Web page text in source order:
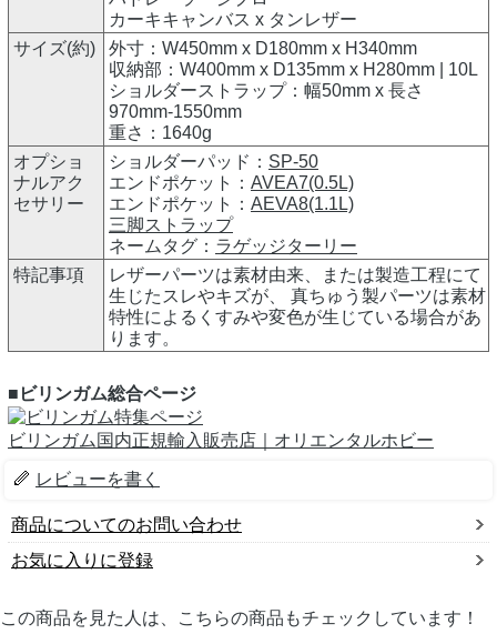
カーキキャンバス x タンレザー
サイズ(約)
外寸：W450mm x D180mm x H340mm
収納部：W400mm x D135mm x H280mm | 10L
ショルダーストラップ：幅50mm x 長さ
970mm-1550mm
重さ：1640g
オプショ
ナルアク
セサリー
ショルダーパッド： SP-50
エンドポケット： AVEA7(0.5L)
エンドポケット： AEVA8(1.1L)
三脚ストラップ
ネームタグ： ラゲッジターリー
特記事項
レザーパーツは素材由来、または製造工程にて
生じたスレやキズが、 真ちゅう製パーツは素材
特性によるくすみや変色が生じている場合があ
ります。
■ビリンガム総合ページ
ビリンガム国内正規輸入販売店｜オリエンタルホビー
レビューを書く
商品についてのお問い合わせ
お気に入りに登録
この商品を見た人は、こちらの商品もチェックしています！